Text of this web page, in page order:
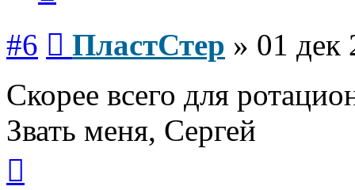
#6 ПластСтер » 01 дек
Скорее всего для
Звать меня, Сергей
началу